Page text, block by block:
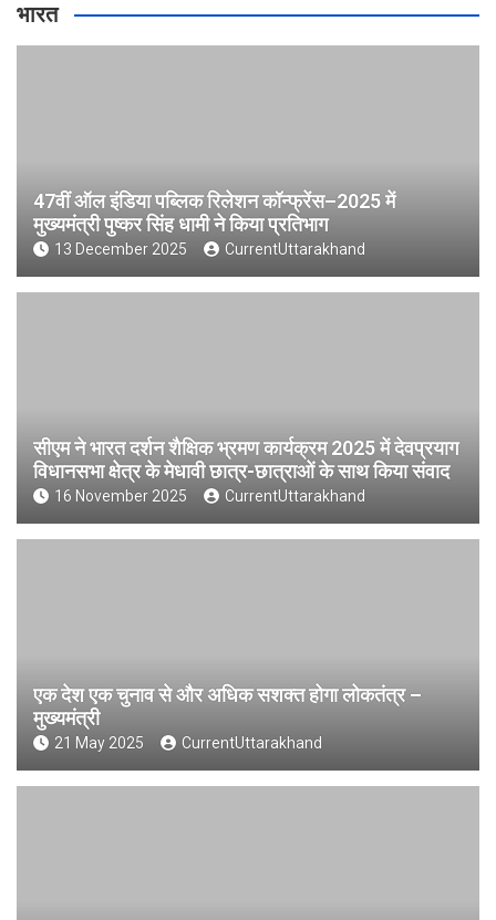
भारत
47वीं ऑल इंडिया पब्लिक रिलेशन कॉन्फ्रेंस–2025 में
मुख्यमंत्री पुष्कर सिंह धामी ने किया प्रतिभाग
13 December 2025 CurrentUttarakhand
सीएम ने भारत दर्शन शैक्षिक भ्रमण कार्यक्रम 2025 में देवप्रयाग
विधानसभा क्षेत्र के मेधावी छात्र-छात्राओं के साथ किया संवाद
16 November 2025 CurrentUttarakhand
एक देश एक चुनाव से और अधिक सशक्त होगा लोकतंत्र –
मुख्यमंत्री
21 May 2025 CurrentUttarakhand